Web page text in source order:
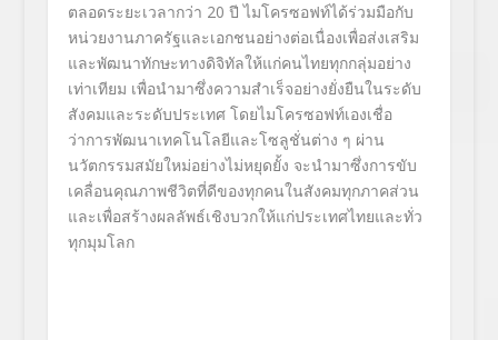
ตลอดระยะเวลากว่า 20 ปี ไมโครซอฟท์ได้ร่วมมือกับ
หน่วยงานภาครัฐและเอกชนอย่างต่อเนื่องเพื่อส่งเสริม
และพัฒนาทักษะทางดิจิทัลให้แก่คนไทยทุกกลุ่มอย่าง
เท่าเทียม เพื่อนำมาซึ่งความสำเร็จอย่างยั่งยืนในระดับ
สังคมและระดับประเทศ โดยไมโครซอฟท์เองเชื่อ
ว่าการพัฒนาเทคโนโลยีและโซลูชั่นต่าง ๆ ผ่าน
นวัตกรรมสมัยใหม่อย่างไม่หยุดยั้ง จะนำมาซึ่งการขับ
เคลื่อนคุณภาพชีวิตที่ดีของทุกคนในสังคมทุกภาคส่วน
และเพื่อสร้างผลลัพธ์เชิงบวกให้แก่ประเทศไทยและทั่ว
ทุกมุมโลก